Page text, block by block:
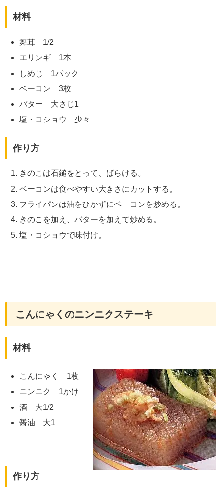
材料
舞茸 1/2
エリンギ 1本
しめじ 1パック
ベーコン 3枚
バター 大さじ1
塩・コショウ 少々
作り方
きのこは石鎚をとって、ばらける。
ベーコンは食べやすい大きさにカットする。
フライパンは油をひかずにベーコンを炒める。
きのこを加え、バターを加えて炒める。
塩・コショウで味付け。
こんにゃくのニンニクステーキ
材料
こんにゃく 1枚
ニンニク 1かけ
酒 大1/2
醤油 大1
作り方